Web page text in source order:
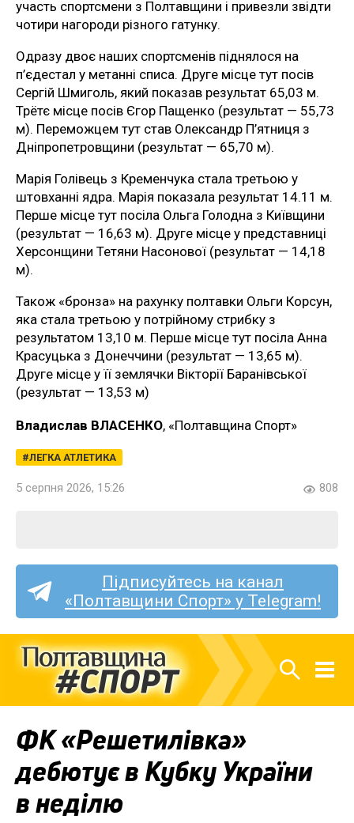
участь спортсмени з Полтавщини і привезли звідти
чотири нагороди різного гатунку.
Одразу двоє наших спортсменів піднялося на
п’єдестал у метанні списа. Друге місце тут посів
Сергій Шмиголь, який показав результат 65,03 м.
Трётє місце посів Єгор Пащенко (результат — 55,73
м). Переможцем тут став Олександр П’ятниця з
Дніпропетровщини (результат — 65,70 м).
Марія Голівець з Кременчука стала третьою у
штовханні ядра. Марія показала результат 14.11 м.
Перше місце тут посіла Ольга Голодна з Київщини
(результат — 16,63 м). Друге місце у представниці
Херсонщини Тетяни Насонової (результат — 14,18
м).
Також «бронза» на рахунку полтавки Ольги Корсун,
яка стала третьою у потрійному стрибку з
результатом 13,10 м. Перше місце тут посіла Анна
Красуцька з Донеччини (результат — 13,65 м).
Друге місце у її землячки Вікторії Баранівської
(результат — 13,53 м)
Владислав ВЛАСЕНКО, «Полтавщина Спорт»
ЛЕГКА АТЛЕТИКА
5 серпня 2026, 15:26 808
Підписуйтесь на канал
«Полтавщини Спорт» у Telegram!
ФК «Решетилівка»
дебютує в Кубку України
в неділю